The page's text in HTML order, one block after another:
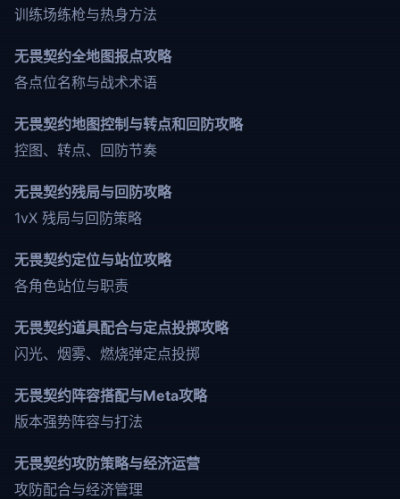
训练场练枪与热身方法
无畏契约全地图报点攻略
各点位名称与战术术语
无畏契约地图控制与转点和回防攻略
控图、转点、回防节奏
无畏契约残局与回防攻略
1vX 残局与回防策略
无畏契约定位与站位攻略
各角色站位与职责
无畏契约道具配合与定点投掷攻略
闪光、烟雾、燃烧弹定点投掷
无畏契约阵容搭配与Meta攻略
版本强势阵容与打法
无畏契约攻防策略与经济运营
攻防配合与经济管理